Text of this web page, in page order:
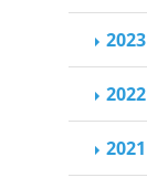
2023
2022
2021